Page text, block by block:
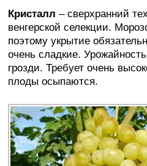
Кристалл – сверхранний
венгерской селекции.
поэтому укрытие
очень сладкие.
грозди. Требует очень
плоды осыпаются.